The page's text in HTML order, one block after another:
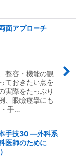
面アプローチ
整容・機能の観
ておきたい点を
実際をたっぷり
、眼瞼痙攣にも
・手…
手技30 ―外科系
医師のために